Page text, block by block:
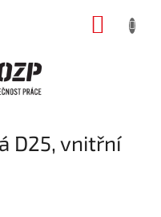
D25, vnitřní